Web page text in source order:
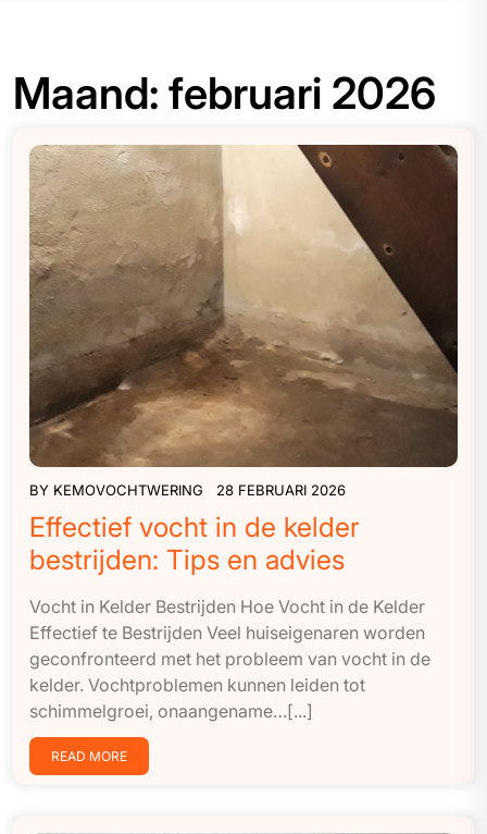
Maand: februari 2026
BY KEMOVOCHTWERING 28 FEBRUARI 2026
Effectief vocht in de kelder
bestrijden: Tips en advies
Vocht in Kelder Bestrijden Hoe Vocht in de Kelder
Effectief te Bestrijden Veel huiseigenaren worden
geconfronteerd met het probleem van vocht in de
kelder. Vochtproblemen kunnen leiden tot
schimmelgroei, onaangename…[...]
READ MORE